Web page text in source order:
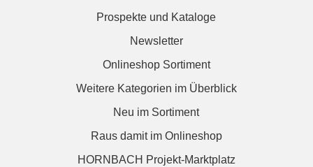
Prospekte und Kataloge
Newsletter
Onlineshop Sortiment
Weitere Kategorien im Überblick
Neu im Sortiment
Raus damit im Onlineshop
HORNBACH Projekt-Marktplatz